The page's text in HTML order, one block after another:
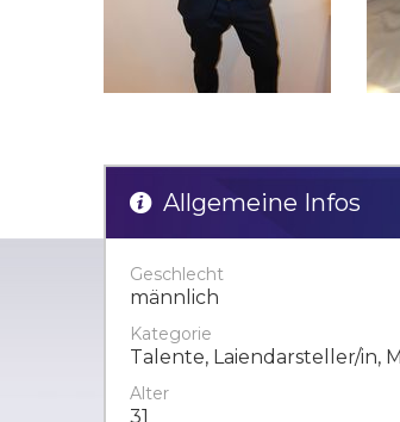
Allgemeine Infos
Geschlecht
männlich
Kategorie
Talente, Laiendarsteller/in,
Alter
31